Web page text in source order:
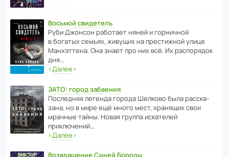
Восьмой свидетель
Руби Джонсон рабо­тает няней и горни­чной
в богатых семьях, живущих на прес­ти­жной улице
Манх­эт­тена. Она знает про них всё. Их распо­рядок
дня…
‹Далее›
ЗАТО: город забвения
После­дняя легенда города Шелково была расска­
зана, но в мире ещё много мест, хранящих свои
мрачные тайны. Новая группа иска­телей
приключений…
‹Далее›
Возвращение Синей Бороды